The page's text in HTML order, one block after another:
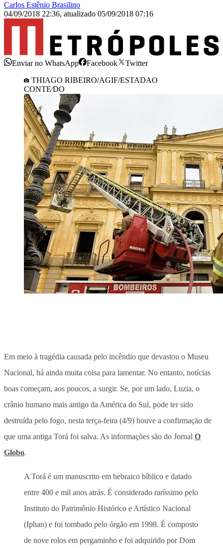
Carlos Estênio Brasilino
04/09/2018 22:36, atualizado 05/09/2018 07:16
Enviar no WhatsApp Facebook
Twitter
THIAGO RIBEIRO/AGIF/ESTADAO
CONTE⁄DO
Em meio à tragédia causada pelo incêndio que devastou o Museu
Nacional, há ainda muita coisa para lamentar. No entanto, notícias
boas começam, aos poucos, a surgir. Se, por um lado, Luzia, o
crânio humano mais antigo da América do Sul, pode ter sido
destruída pelo fogo, nesta terça-feira (4/9) houve a confirmação de
que uma antiga Torá foi salva. As informações são do Jornal O
Globo.
A Torá é um manuscrito em hebraico bíblico e datado
entre 400 e mil anos atrás. É considerado raríssimo pelo
Instituto do Patrimônio Histórico e Artístico Nacional
(Iphan) e foi tombado pelo órgão em 1998. É composto
de nove rolos em pergaminho e foi adquirido por Dom